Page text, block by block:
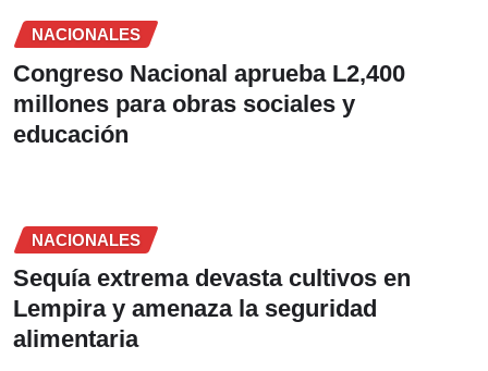
NACIONALES
Congreso Nacional aprueba L2,400
millones para obras sociales y
educación
NACIONALES
Sequía extrema devasta cultivos en
Lempira y amenaza la seguridad
alimentaria